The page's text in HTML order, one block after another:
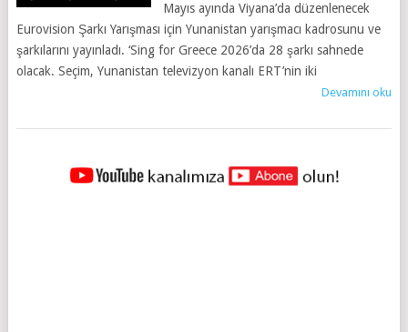
Mayıs ayında Viyana’da düzenlenecek
Eurovision Şarkı Yarışması için Yunanistan yarışmacı kadrosunu ve
şarkılarını yayınladı. ‘Sing for Greece 2026’da 28 şarkı sahnede
olacak. Seçim, Yunanistan televizyon kanalı ERT’nin iki
Devamını oku
YAZILAR